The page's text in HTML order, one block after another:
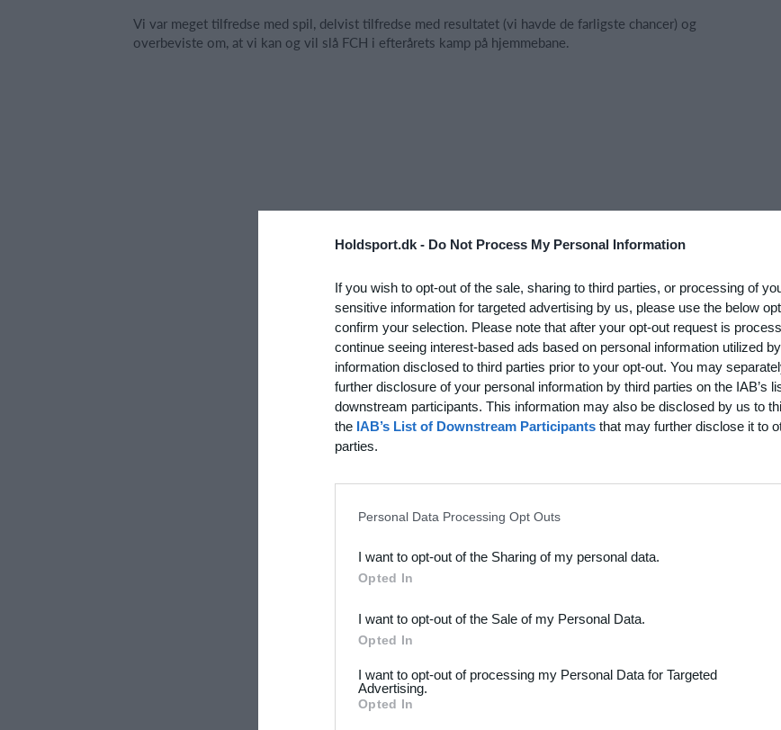
Holdsport.dk - Do Not Process My Personal Information
If you wish to opt-out of the sale, sharing to third parties, or processing of
sensitive information for targeted advertising by us, please use the below
confirm your selection. Please note that after your opt-out request is
continue seeing interest-based ads based on personal information utilized
information disclosed to third parties prior to your opt-out. You may
further disclosure of your personal information by third parties on the IAB’s
downstream participants. This information may also be disclosed by us to
the IAB’s List of Downstream Participants that may further disclose it to
parties.
Personal Data Processing Opt Outs
I want to opt-out of the Sharing of my personal data.
Opted In
I want to opt-out of the Sale of my Personal Data.
Opted In
I want to opt-out of processing my Personal Data for Targeted
Advertising.
Opted In
Vi var meget tilfredse med spil, delvist tilfredse med resultatet (vi havde de farligste chancer) og
overbeviste om, at vi kan og vil slå FCH i efterårets kamp på hjemmebane.